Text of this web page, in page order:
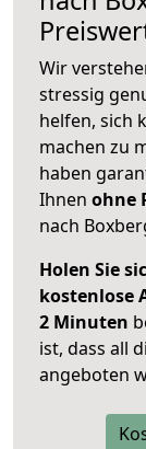
Wir
stressig
helfen, sich
machen zu
haben
Ihnen ohne
nach
Holen Sie
kostenlose
2 Minuten
ist, dass all
angeboten